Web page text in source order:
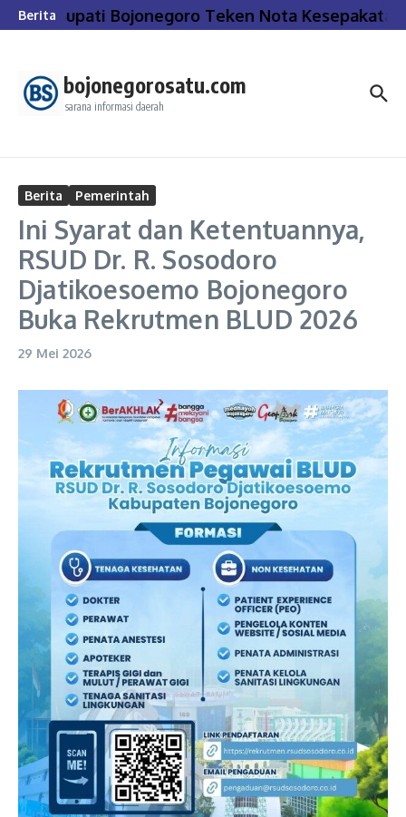
Lewati ke konten
BeritaBupati Bojonegoro Teken Nota Kesepakatan
bojonegorosatu.com
sarana informasi daerah
Berita Pemerintah
Ini Syarat dan Ketentuannya,
RSUD Dr. R. Sosodoro
Djatikoesoemo Bojonegoro
Buka Rekrutmen BLUD 2026
29 Mei 2026